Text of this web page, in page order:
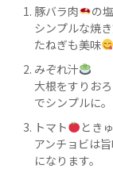
豚バラ肉
の
シンプルな焼
たねぎも美味
みぞれ汁
大根をすりお
でシンプルに。
トマト
とき
アンチョビは
になります。